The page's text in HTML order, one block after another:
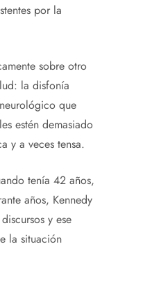
por la
sobre otro
la disfonía
que
estén demasiado
y a veces tensa.
tenía 42 años,
años, Kennedy
y ese
la situación